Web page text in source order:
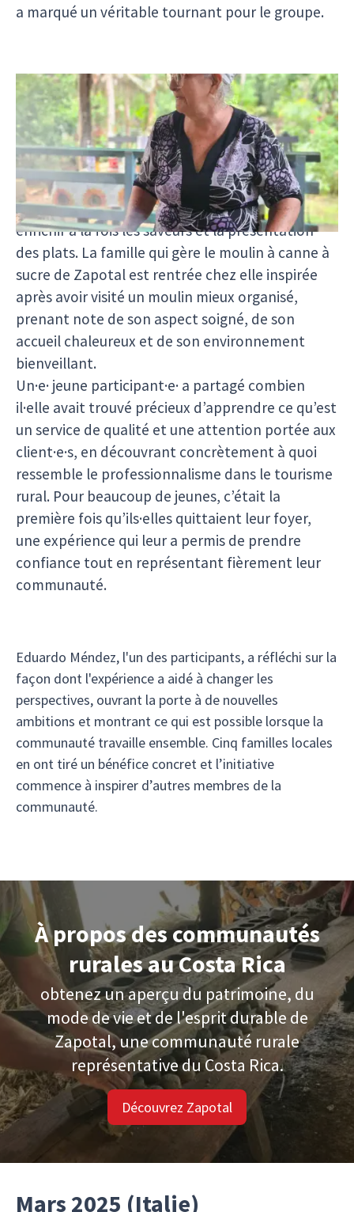
a marqué un véritable tournant pour le groupe.
Au cours de la visite, les participant·e·s ont acquis
des compétences pratiques en matière de
gouvernance locale, découvrant des outils pour
renforcer le leadership collectif et améliorer les
processus de prise de décision. Les ateliers de
cuisine ont apporté de nouvelles idées pour
enrichir à la fois les saveurs et la présentation
des plats. La famille qui gère le moulin à canne à
sucre de Zapotal est rentrée chez elle inspirée
après avoir visité un moulin mieux organisé,
prenant note de son aspect soigné, de son
accueil chaleureux et de son environnement
bienveillant.
Un·e· jeune participant·e· a partagé combien
il·elle avait trouvé précieux d’apprendre ce qu’est
un service de qualité et une attention portée aux
client·e·s, en découvrant concrètement à quoi
ressemble le professionnalisme dans le tourisme
rural. Pour beaucoup de jeunes, c’était la
première fois qu’ils·elles quittaient leur foyer,
une expérience qui leur a permis de prendre
confiance tout en représentant fièrement leur
communauté.
Eduardo Méndez, l'un des participants, a réfléchi sur la
façon dont l'expérience a aidé à changer les
perspectives, ouvrant la porte à de nouvelles
ambitions et montrant ce qui est possible lorsque la
communauté travaille ensemble. Cinq familles locales
en ont tiré un bénéfice concret et l’initiative
commence à inspirer d’autres membres de la
communauté.
À propos des communautés
rurales au Costa Rica
obtenez un aperçu du patrimoine, du
mode de vie et de l'esprit durable de
Zapotal, une communauté rurale
représentative du Costa Rica.
Découvrez Zapotal
Mars 2025 (Italie)